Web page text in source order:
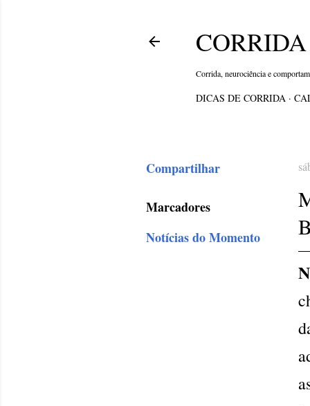
Corrida, neurociência e
DICAS DE CORRIDA
Compartilhar
Marcadores
Notícias do Momento